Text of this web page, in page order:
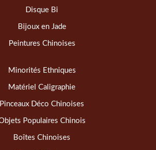
Disque Bi
Bijoux en Jade
Peintures Chinoises
Minorités Ethniques
Matériel Caligraphie
Pinceaux Déco Chinoises
Populaires Chinois
Boîtes Chinoises